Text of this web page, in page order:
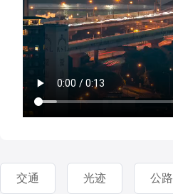
交通 光迹 公路